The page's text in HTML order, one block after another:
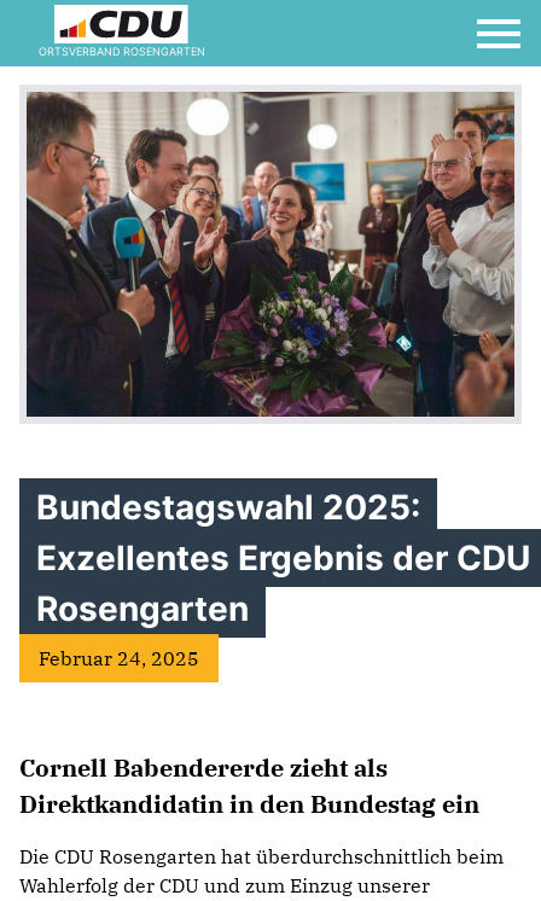
ORTSVERBAND ROSENGARTEN
Bundestagswahl 2025:
Exzellentes Ergebnis der CDU
Rosengarten
Februar 24, 2025
Cornell Babendererde zieht als
Direktkandidatin in den Bundestag ein
Die CDU Rosengarten hat überdurchschnittlich beim
Wahlerfolg der CDU und zum Einzug unserer